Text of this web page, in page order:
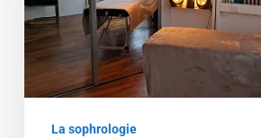
Vincennes,
les
bienfaits
La sophrologie